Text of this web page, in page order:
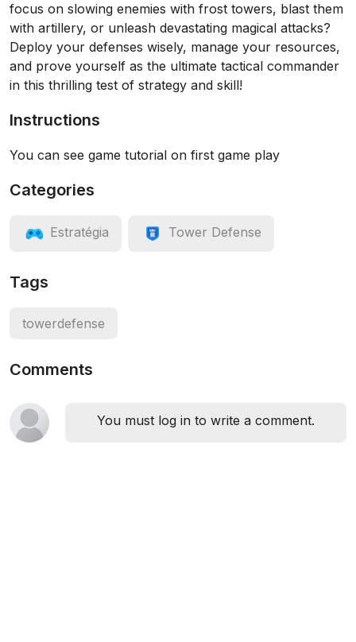
focus on slowing enemies with frost towers, blast them
with artillery, or unleash devastating magical attacks?
Deploy your defenses wisely, manage your resources,
and prove yourself as the ultimate tactical commander
in this thrilling test of strategy and skill!
Instructions
You can see game tutorial on first game play
Categories
Estratégia Tower Defense
Tags
towerdefense
Comments
You must log in to write a comment.